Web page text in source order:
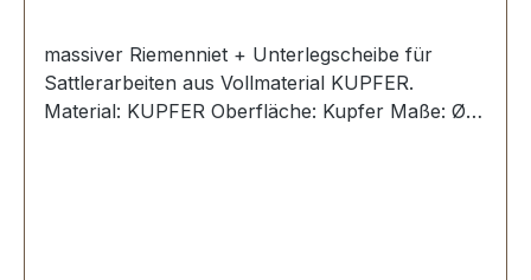
massiver Riemenniet + Unterlegscheibe für
Sattlerarbeiten aus Vollmaterial KUPFER.
Material: KUPFER Oberfläche: Kupfer Maße: Ø